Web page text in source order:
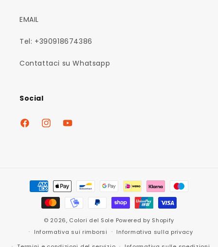
EMAIL
Tel: +390918674386
Contattaci su Whatsapp
Social
FacebookInstagramYouTube
Metodi
pagamento
© 2026, Colori del Sole Powered by Shopify
Informativa sui rimborsi
Informativa sulla privacy